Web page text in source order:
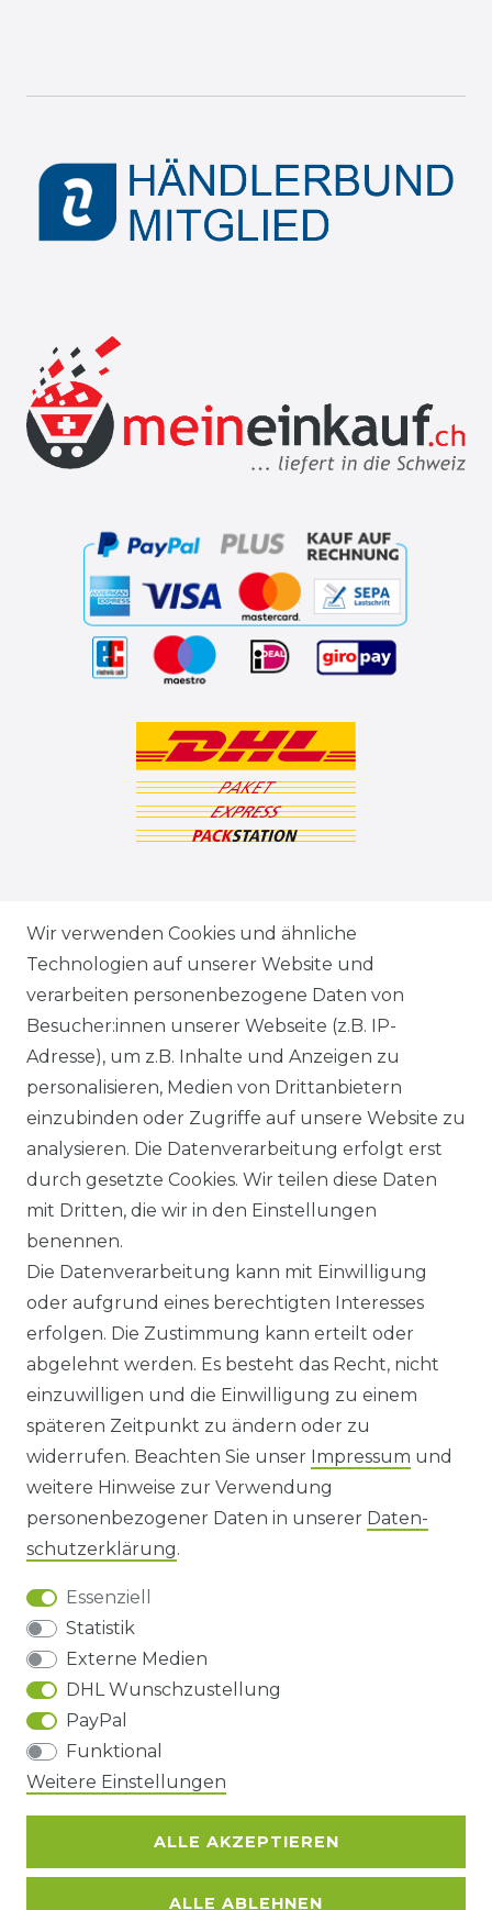
VERSANDARTEN & -KOSTEN
GEWERBETREIBENDE?
HILFE
KONTAKT
ANFAHRT
WIDERRUFS­FORMULAR
HINWEISE ZUR BATTERIEENTSORGUNG
IMPRESSUM
AGB UND KUNDENINFORMATIONEN
DATENSCHUTZERKLÄRUNG
BARRIEREFREIHEIT
Impressum Daten­schutz­erklärung
Barrierefreiheitserklärung
VERTRAG WIDERRUFEN Kontakt
Wir verwenden Cookies und ähnliche
Technologien auf unserer Website und
verarbeiten personenbezogene Daten von
Besucher:innen unserer Webseite (z.B. IP-
Adresse), um z.B. Inhalte und Anzeigen zu
personalisieren, Medien von Drittanbietern
einzubinden oder Zugriffe auf unsere Website zu
analysieren. Die Datenverarbeitung erfolgt erst
durch gesetzte Cookies. Wir teilen diese Daten
mit Dritten, die wir in den Einstellungen
benennen.
Die Datenverarbeitung kann mit Einwilligung
oder aufgrund eines berechtigten Interesses
erfolgen. Die Zustimmung kann erteilt oder
abgelehnt werden. Es besteht das Recht, nicht
einzuwilligen und die Einwilligung zu einem
späteren Zeitpunkt zu ändern oder zu
widerrufen. Beachten Sie unser Impressum und
weitere Hinweise zur Verwendung
personenbezogener Daten in unserer Daten­
schutz­erklärung.
Essenziell
Statistik
Externe Medien
DHL Wunschzustellung
PayPal
Funktional
Weitere Einstellungen
ALLE AKZEPTIEREN
ALLE ABLEHNEN